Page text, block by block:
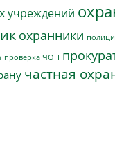
учреждений
охранники
проверка ЧОП
частная